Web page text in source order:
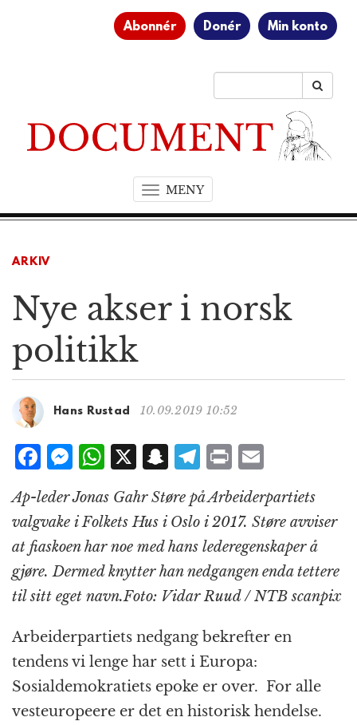
Abonnér Donér Min konto
MENYT
o
a
n
ARKIV
Nye akser i norsk
politikk
Hans Rustad 10.09.2019 10:52
F
a
c
e
b
o
o
k
M
ss
e
n
g
e
r
W
at
s
A
p
p
X S
a
p
c
h
at
T
el
e
g
r
a
m
P
ri
n
t
ai
l
Ap-leder Jonas Gahr Støre på Arbeiderpartiets
valgvake i Folkets Hus i Oslo i 2017. Støre avviser
at fiaskoen har noe med hans lederegenskaper å
gjøre. Dermed knytter han nedgangen enda tettere
til sitt eget navn.Foto: Vidar Ruud / NTB scanpix
Arbeiderpartiets nedgang bekrefter en
tendens vi lenge har sett i Europa:
Sosialdemokratiets epoke er over. For alle
vesteuropeere er det en historisk hendelse.